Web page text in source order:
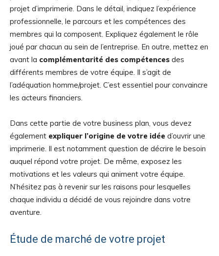
projet d’imprimerie. Dans le détail, indiquez l’expérience
professionnelle, le parcours et les compétences des
membres qui la composent. Expliquez également le rôle
joué par chacun au sein de l’entreprise. En outre, mettez en
avant la complémentarité des compétences des
différents membres de votre équipe. Il s’agit de
l’adéquation homme/projet. C’est essentiel pour convaincre
les acteurs financiers.
Dans cette partie de votre business plan, vous devez
également expliquer l’origine de votre idée d’ouvrir une
imprimerie. Il est notamment question de décrire le besoin
auquel répond votre projet. De même, exposez les
motivations et les valeurs qui animent votre équipe.
N’hésitez pas à revenir sur les raisons pour lesquelles
chaque individu a décidé de vous rejoindre dans votre
aventure.
Étude de marché de votre projet